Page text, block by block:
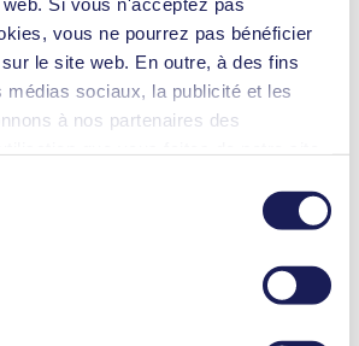
vous ne pourrez pas bénéficier
le site web. En outre, à des fins
médias sociaux, la publicité et les
à nos partenaires des
données que vous leur avez
collectées dans le cadre de votre
Vous pouvez à tout moment
en cliquant sur "Cookies" tout
- Anglais